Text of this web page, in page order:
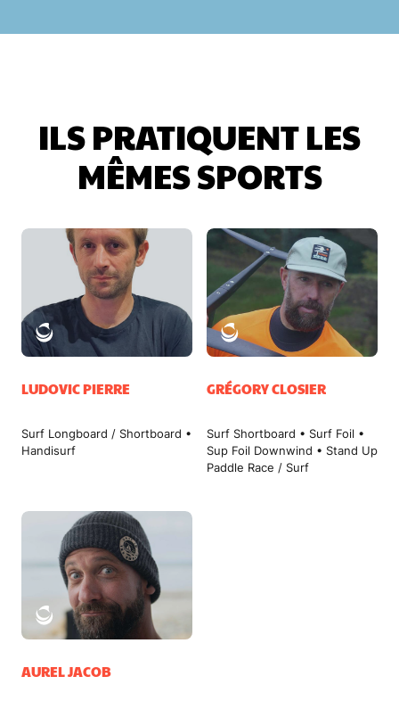
ILS PRATIQUENT LES
MÊMES SPORTS
LUDOVIC PIERRE
Surf Longboard / Shortboard •
Handisurf
GRÉGORY CLOSIER
Surf Shortboard • Surf Foil •
Sup Foil Downwind • Stand Up
Paddle Race / Surf
AUREL JACOB